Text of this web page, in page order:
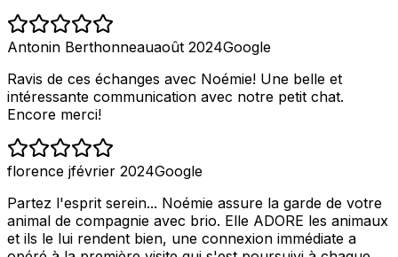
Antonin Berthonneauaoût 2024Google
Ravis de ces échanges avec Noémie! Une belle et
intéressante communication avec notre petit chat.
Encore merci!
florence jfévrier 2024Google
Partez l'esprit serein... Noémie assure la garde de votre
animal de compagnie avec brio. Elle ADORE les animaux
et ils le lui rendent bien, une connexion immédiate a